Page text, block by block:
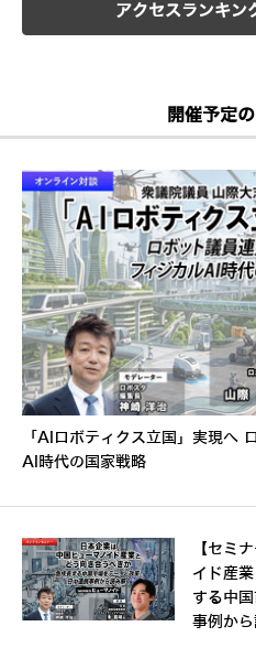
アクセスランキン
開催予定
「AIロボティクス立国」実現へ
AI時代の国家戦略
【セミ
イド産
する中
事例から